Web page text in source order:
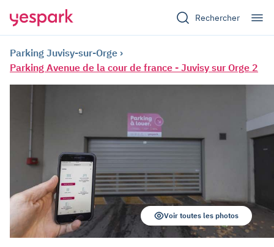
Rechercher
Parking Juvisy-sur-Orge
Parking Avenue de la cour de france - Juvisy sur Orge 2
Voir toutes les photos